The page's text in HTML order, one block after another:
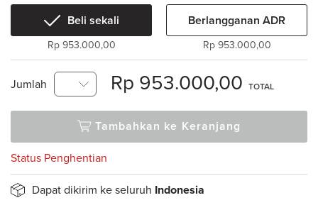
Beli sekali
Rp 953.000,00
Berlangganan ADR
Rp 953.000,00
Jumlah Rp 953.000,00 TOTAL
Tambahkan ke Keranjang
Status Penghentian
Dapat dikirim ke seluruh Indonesia